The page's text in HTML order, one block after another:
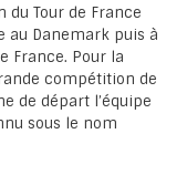
du Tour de France
au Danemark puis à
France. Pour la
compétition de
de départ l’équipe
sous le nom